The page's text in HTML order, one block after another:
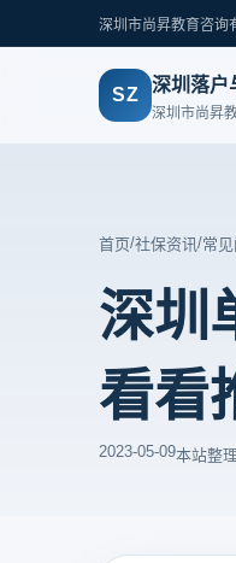
深圳市尚昇教育咨询
SZ 深圳落户
深圳市尚昇
首页/社保资讯/常
深圳
看看
2023-05-09本站整理